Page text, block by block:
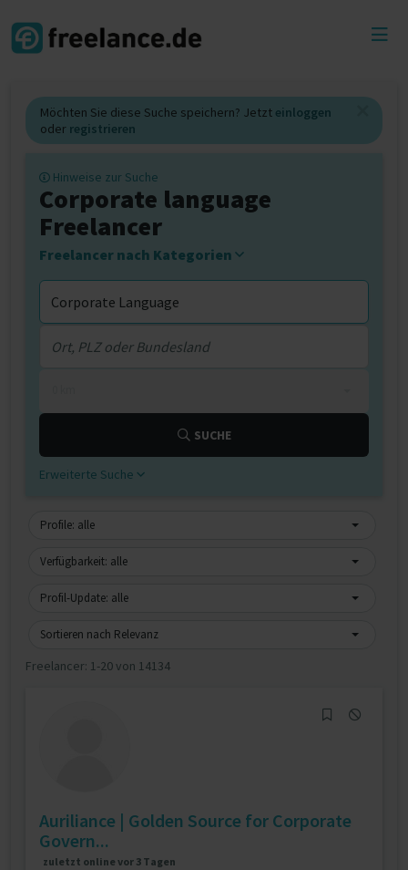
Möchten Sie diese Suche speichern? Jetzt einloggen
oder registrieren
Hinweise zur Suche
Corporate language
Freelancer
Freelancer nach Kategorien
SUCHE
Erweiterte Suche
Profile: alle
Verfügbarkeit: alle
Profil-Update: alle
Sortieren nach Relevanz
Freelancer: 1-20 von 14134
Auriliance | Golden Source for Corporate
Govern...
zuletzt online vor 3 Tagen